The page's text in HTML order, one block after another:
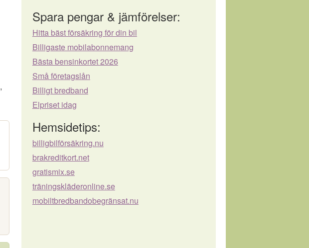
,
Spara pengar & jämförelser:
Hitta bäst försäkring för din bil
Billigaste mobilabonnemang
Bästa bensinkortet 2026
Små företagslån
Billigt bredband
Elpriset idag
Hemsidetips:
billigbilförsäkring.nu
brakreditkort.net
gratismix.se
träningskläderonline.se
mobiltbredbandobegränsat.nu